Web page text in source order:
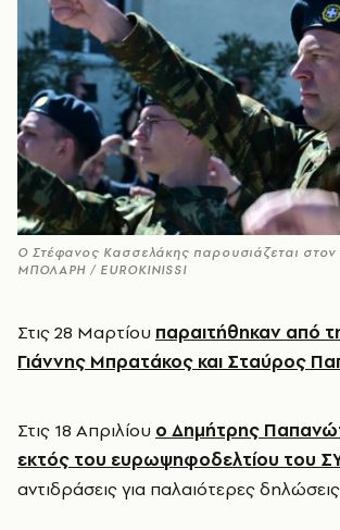
Ο Στέφανος Κασσελάκης παρουσιάζεται
ΜΠΟΛΑΡΗ / EUROKINISSI
Στις 28 Μαρτίου παραιτήθηκαν από
Γιάννης Μπρατάκος και Σταύρος
Στις 18 Απριλίου ο Δημήτρης
εκτός του ευρωψηφοδελτίου του
αντιδράσεις για παλαιότερες